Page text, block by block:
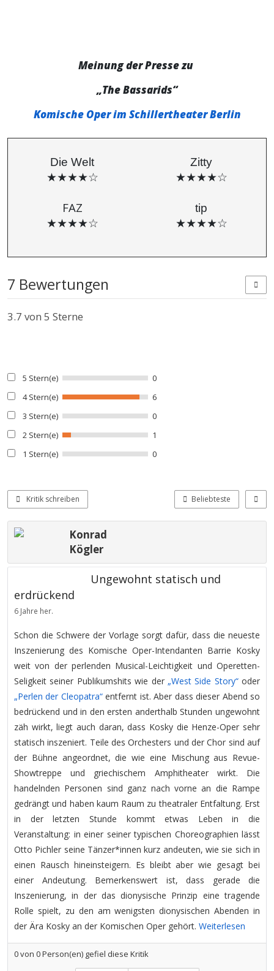
Meinung der Presse zu
„The Bassarids“
Komische Oper im Schillertheater Berlin
Die Welt
★★★★☆
FAZ
★★★★☆
Zitty
★★★★☆
tip
★★★★☆
7 Bewertungen
3.7 von 5 Sterne
5 Stern(e)
0
4 Stern(e)
6
3 Stern(e)
0
2 Stern(e)
1
1 Stern(e)
0
Kritik schreiben Beliebteste
Konrad
Kögler
Ungewohnt statisch und
erdrückend
6 Jahre her.
Schon die Schwere der Vorlage sorgt dafür, dass die neueste
Inszenierung des Komische Oper-Intendanten Barrie Kosky
weit von der perlenden Musical-Leichtigkeit und Operetten-
Seligkeit seiner Publikumshits wie der „West Side Story“oder
„Perlen der Cleopatra“entfernt ist. Aber dass dieser Abend so
bedrückend und in den ersten anderthalb Stunden ungewohnt
zäh wirkt, liegt auch daran, dass Kosky die Henze-Oper sehr
statisch inszeniert. Teile des Orchesters und der Chor sind auf
der Bühne angeordnet, die wie eine Mischung aus Revue-
Showtreppe und griechischem Amphitheater wirkt. Die
handelnden Personen sind ganz nach vorne an die Rampe
gedrängt und haben kaum Raum zu theatraler Entfaltung. Erst
in der letzten Stunde kommt etwas Leben in die
Veranstaltung: in einer seiner typischen Choreographien lässt
Otto Pichler seine Tänzer*innen kurz andeuten, wie sie sich in
einen Rausch hineinsteigern. Es bleibt aber wie gesagt bei
einer Andeutung. Bemerkenswert ist, dass gerade die
Inszenierung, in der das dionysische Prinzip eine tragende
Rolle spielt, zu den am wenigsten dionysischen Abenden in
der Ära Kosky an der Komischen Oper gehört. Weiterlesen
0von 0Person(en) gefiel diese Kritik